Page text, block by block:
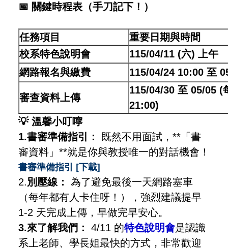
📅 關鍵時程表（手刀記下！）
任務項目
重要日期與時間
校系特色說明會
115/04/11 (六) 上午
網路報名與繳費
115/04/24 10:00 至
審查資料上傳
115/04/30 至 05/05 (
21:00)
💡 溫馨小叮嚀
1.書審準備指引：
既然不用面試，**「書
審資料」**就是你與教授唯一的對話機會！
書審準備指引 [下載]
2.別壓線：
為了避免最後一天網路塞車
（每年都有人卡住呀！），強烈建議提早
1-2 天完成上傳，早做完早安心。
3.來了解我們：
4/11 的特色說明會是認識
系上老師、學長姐最快的方式，非常歡迎